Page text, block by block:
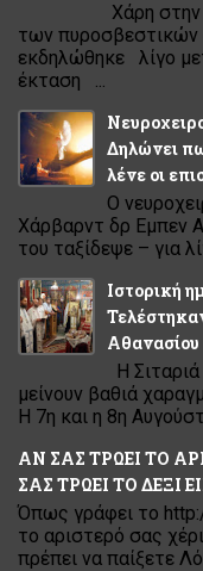
Χάρη στην
των
εκδηλώθηκε λίγο
έκταση ...
Δηλώνει
λένε οι
Ο
Χάρβαρντ δρ Εμπεν
του ταξίδεψε – για
Ιστορική
Αθανασίου
Η
μείνουν βαθιά
Η 7η και η 8η
ΑΝ ΣΑΣ ΤΡΩΕΙ ΤΟ
ΣΑΣ ΤΡΩΕΙ ΤΟ ΔΕΞΙ
Όπως γράφει το
το αριστερό σας
πρέπει να παίξετε